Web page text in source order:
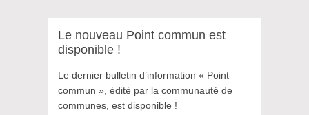
Le nouveau Point commun est
disponible !
Le dernier bulletin d’information « Point
commun », édité par la communauté de
communes, est disponible !